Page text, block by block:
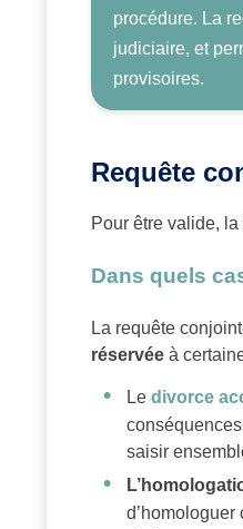
procédure. La
judiciaire, et
provisoires.
Requête
Pour être valide,
Dans quels
La requête
réservée à
Le divorce
saisir